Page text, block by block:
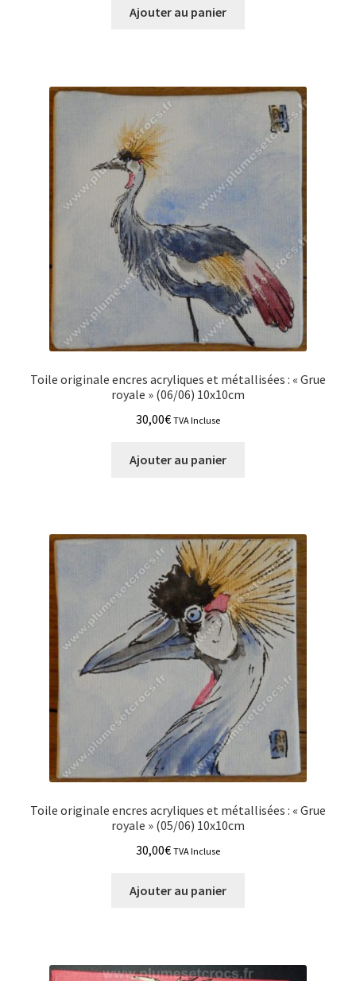
Ajouter au panier
Toile originale encres acryliques et métallisées : « Grue
royale » (06/06) 10x10cm
30,00€ TVA Incluse
Ajouter au panier
Toile originale encres acryliques et métallisées : « Grue
royale » (05/06) 10x10cm
30,00€ TVA Incluse
Ajouter au panier